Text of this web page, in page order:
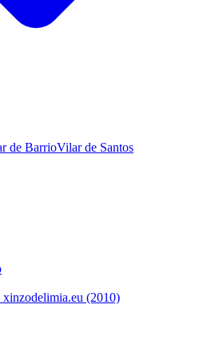
de BarrioVilar de Santos
(2010)